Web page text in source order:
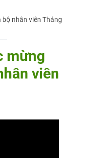
bộ nhân viên Tháng
mừng
viên